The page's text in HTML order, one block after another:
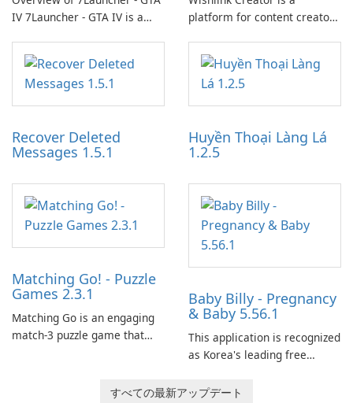
IV 7Launcher - GTA IV is a
application designed to
optimize the gaming
experience for Grand Theft
Auto IV.
platform for content creators
work through built-in brand
partnerships and integrated
tools for content distribution
and audience engagement.
Recover Deleted
Messages 1.5.1
Huyền Thoại Làng Lá
1.2.5
Matching Go! - Puzzle
Games 2.3.1
Matching Go is an engaging
match-3 puzzle game that
Ollie, on an adventurous
Baby Billy - Pregnancy
& Baby 5.56.1
This application is recognized
as Korea's leading free
baby tracking, offering
すべての最新アップデート